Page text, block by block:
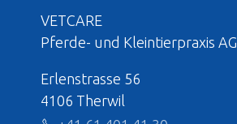
VETCARE
Pferde- und Kleintierpraxis AG
Erlenstrasse 56
4106 Therwil